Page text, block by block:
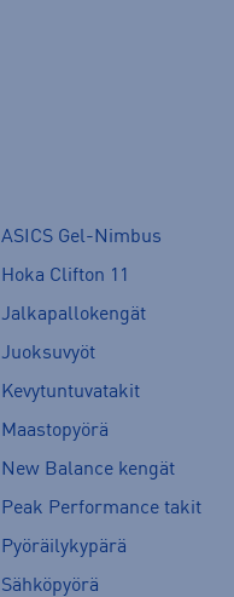
ASICS Gel-Nimbus
Hoka Clifton 11
Jalkapallokengät
Juoksuvyöt
Kevytuntuvatakit
Maastopyörä
New Balance kengät
Peak Performance takit
Pyöräilykypärä
Sähköpyörä